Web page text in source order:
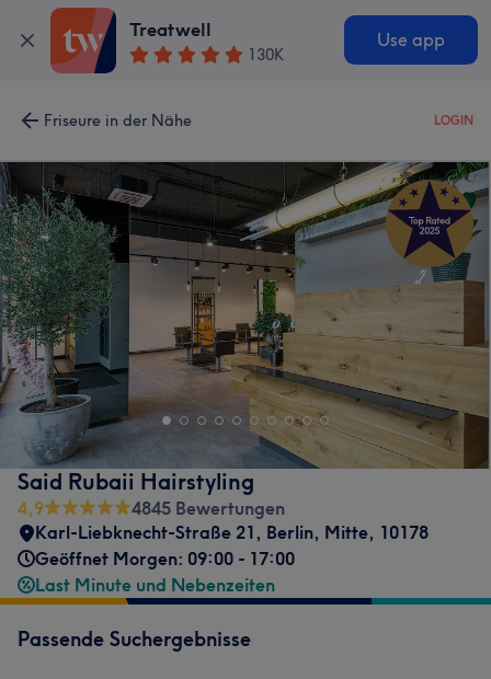
Treatwell
130K
Use app
Friseure in der Nähe LOGIN
Said Rubaii Hairstyling
4,9
4845 Bewertungen
Karl-Liebknecht-Straße 21, Berlin, Mitte, 10178
Geöffnet Morgen: 09:00 - 17:00
Last Minute und Nebenzeiten
Passende Suchergebnisse